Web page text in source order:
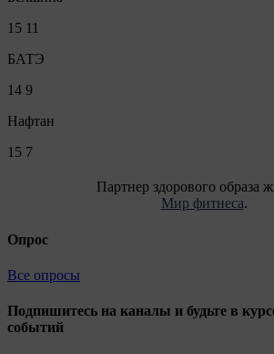
15 11
БАТЭ
14 9
Нафтан
15 7
Партнер здорового образа
Мир фитнеса.
Опрос
Все опросы
Подпишитесь на каналы и будьте в
событий